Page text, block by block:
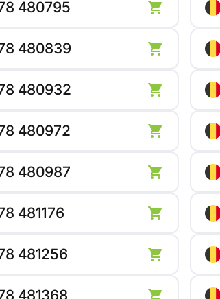
480795
480839
480932
480972
480987
481176
481256
481368